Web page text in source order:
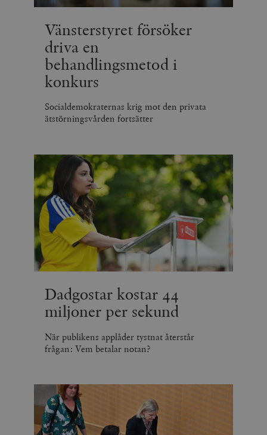
Vänsterstyret försöker
driva en
behandlingsmetod i
konkurs
Socialdemokraternas krig mot den privata
ätstörningsvården fortsätter
Dadgostar kostar 44
miljoner per sekund
När publikens applåder tystnat återstår
frågan: Vem betalar notan?